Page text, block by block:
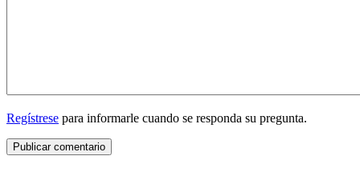
Regístrese para informarle cuando se responda su pregunta.